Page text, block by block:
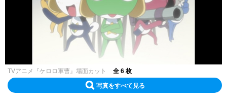
TVアニメ『ケロロ軍曹』場面カット 全 6 枚
写真をすべて見る